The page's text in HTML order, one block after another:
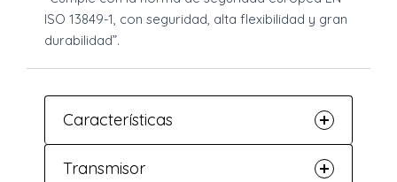
ISO 13849-1, con seguridad, alta flexibilidad y gran
durabilidad”.
Características
Transmisor